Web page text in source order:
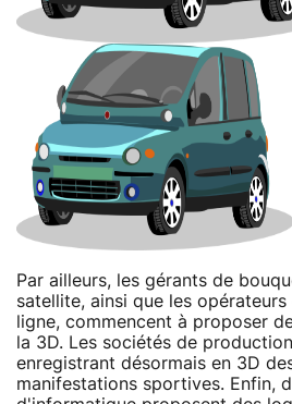
Par ailleurs, les gérants de
satellite, ainsi que les
ligne, commencent à proposer
la 3D. Les sociétés de
enregistrant désormais en 3D
manifestations sportives. Enfin,